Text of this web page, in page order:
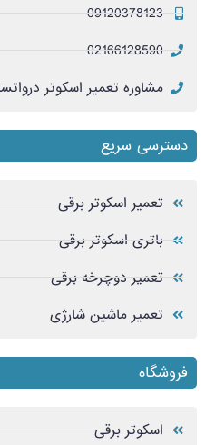
09120378123
02166128590
مشاوره تعمیر اسکوتر
دسترسی سریع
تعمیر اسکوتر برقی
باتری اسکوتر برقی
تعمیر دوچرخه برقی
تعمیر ماشین شارژی
فروشگاه
اسکوتر برقی